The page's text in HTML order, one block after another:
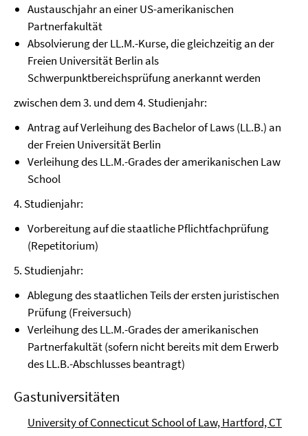
Austauschjahr an einer US-amerikanischen
Partnerfakultät
Absolvierung der LL.M.-Kurse, die gleichzeitig an der
Freien Universität Berlin als
Schwerpunktbereichsprüfung anerkannt werden
zwischen dem 3. und dem 4. Studienjahr:
Antrag auf Verleihung des Bachelor of Laws (LL.B.) an
der Freien Universität Berlin
Verleihung des LL.M.-Grades der amerikanischen Law
School
4. Studienjahr:
Vorbereitung auf die staatliche Pflichtfachprüfung
(Repetitorium)
5. Studienjahr:
Ablegung des staatlichen Teils der ersten juristischen
Prüfung (Freiversuch)
Verleihung des LL.M.-Grades der amerikanischen
Partnerfakultät (sofern nicht bereits mit dem Erwerb
des LL.B.-Abschlusses beantragt)
Gastuniversitäten
University of Connecticut School of Law, Hartford, CT